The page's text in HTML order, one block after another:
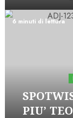
6 minuti di lettura
PIU’